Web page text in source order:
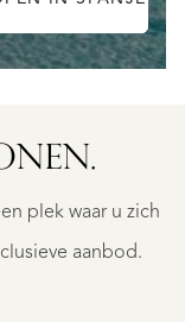
plek waar u zich
aanbod.